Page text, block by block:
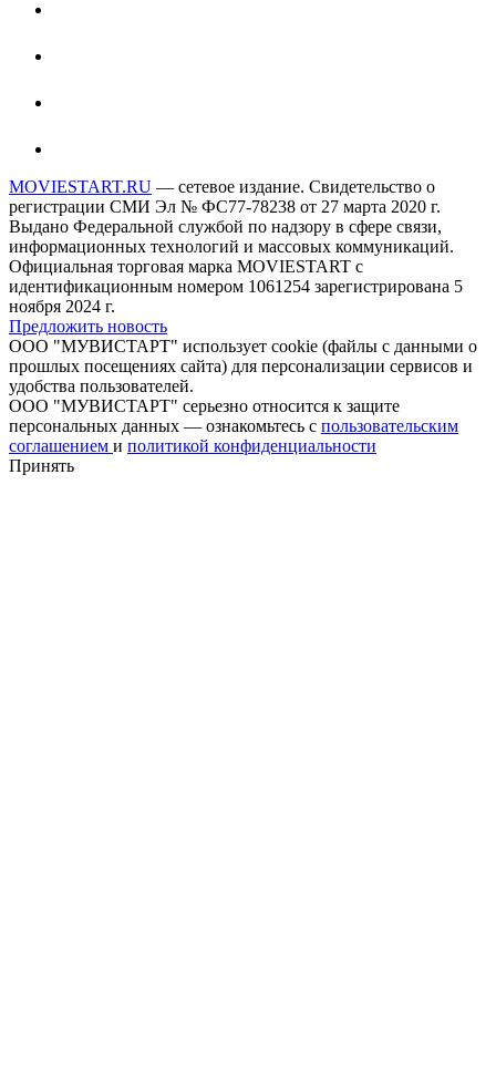
MOVIESTART.RU — сетевое издание. Свидетельство о
регистрации СМИ Эл № ФС77-78238 от 27 марта 2020 г.
Выдано Федеральной службой по надзору в сфере связи,
информационных технологий и массовых коммуникаций.
Официальная торговая марка MOVIESTART с
идентификационным номером 1061254 зарегистрирована 5
ноября 2024 г.
Предложить новость
ООО "МУВИСТАРТ" использует cookie (файлы с данными о
прошлых посещениях сайта) для персонализации сервисов и
удобства пользователей.
ООО "МУВИСТАРТ" серьезно относится к защите
персональных данных — ознакомьтесь с пользовательским
соглашением и политикой конфиденциальности
Принять